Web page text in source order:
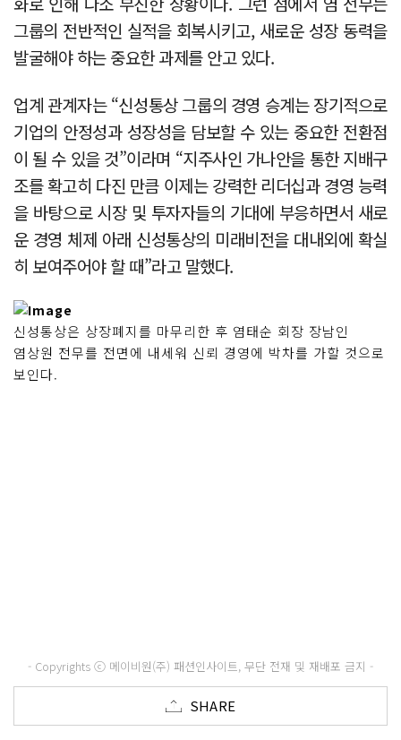
그룹의 전반적인 실적을 회복시키고, 새로운 성장 동력을
발굴해야 하는 중요한 과제를 안고 있다.
업계 관계자는 “신성통상 그룹의 경영 승계는 장기적으로
기업의 안정성과 성장성을 담보할 수 있는 중요한 전환점
이 될 수 있을 것”이라며 “지주사인 가나안을 통한 지배구
조를 확고히 다진 만큼 이제는 강력한 리더십과 경영 능력
을 바탕으로 시장 및 투자자들의 기대에 부응하면서 새로
운 경영 체제 아래 신성통상의 미래비전을 대내외에 확실
히 보여주어야 할 때”라고 말했다.
신성통상은 상장폐지를 마무리한 후 염태순 회장 장남인
염상원 전무를 전면에 내세워 신뢰 경영에 박차를 가할 것으로
보인다.
- Copyrights ⓒ 메이비원(주) 패션인사이트, 무단 전재 및 재배포 금지 -
SHARE